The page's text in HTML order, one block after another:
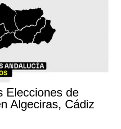
Elecciones de
Algeciras, Cádiz